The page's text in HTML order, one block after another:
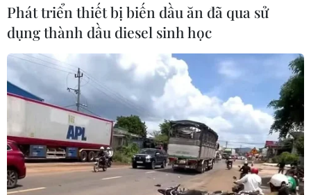
Phát triển thiết bị biến dầu ăn đã qua sử
dụng thành dầu diesel sinh học